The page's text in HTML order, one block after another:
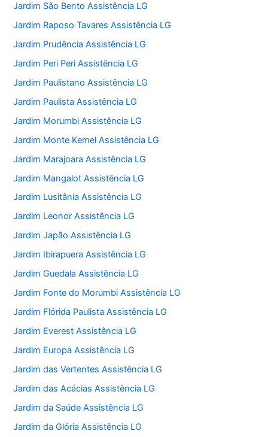
Jardim São Bento Assistência LG
Jardim Raposo Tavares Assistência LG
Jardim Prudência Assistência LG
Jardim Peri Peri Assistência LG
Jardim Paulistano Assistência LG
Jardim Paulista Assistência LG
Jardim Morumbi Assistência LG
Jardim Monte Kemel Assistência LG
Jardim Marajoara Assistência LG
Jardim Mangalot Assistência LG
Jardim Lusitânia Assistência LG
Jardim Leonor Assistência LG
Jardim Japão Assistência LG
Jardim Ibirapuera Assistência LG
Jardim Guedala Assistência LG
Jardim Fonte do Morumbi Assistência LG
Jardim Flórida Paulista Assistência LG
Jardim Everest Assistência LG
Jardim Europa Assistência LG
Jardim das Vertentes Assistência LG
Jardim das Acácias Assistência LG
Jardim da Saúde Assistência LG
Jardim da Glória Assistência LG